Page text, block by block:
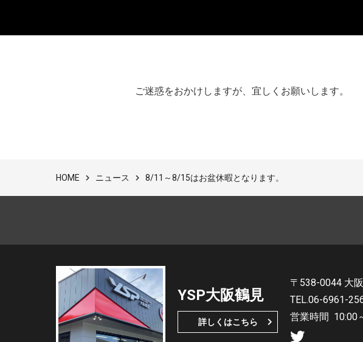
ご迷惑をおかけしますが、宜しくお願いします。
HOME ニュース 8/11～8/15はお盆休暇となります。
YSP大阪鶴見
詳しくはこちら
〒538-0044 大
TEL.06-6961-
営業時間 10:00